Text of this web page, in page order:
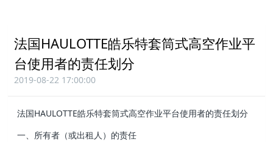
法国HAULOTTE皓乐特套筒式高空作业平
台使用者的责任划分
2019-08-22 17:00:00
法国HAULOTTE皓乐特套筒式高空作业平台使用者的责任划分
一、所有者（或出租人）的责任